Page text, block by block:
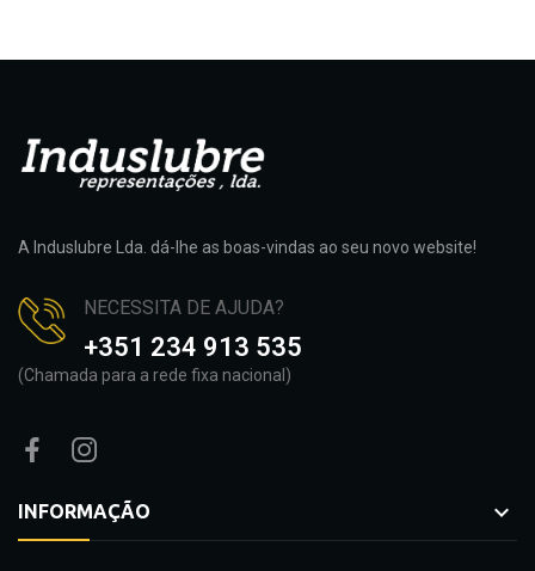
A Induslubre Lda. dá-lhe as boas-vindas ao seu novo website!
NECESSITA DE AJUDA?
+351 234 913 535
(Chamada para a rede fixa nacional)
INFORMAÇÃO 